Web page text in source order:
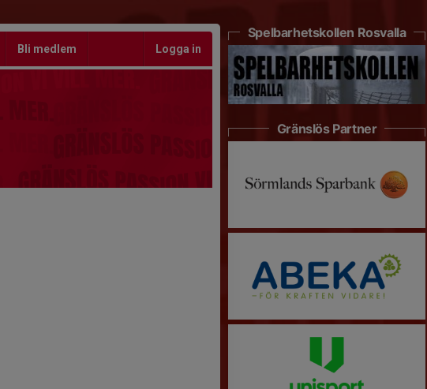
Bli medlem Logga in
Spelbarhetskollen Rosvalla
Gränslös Partner